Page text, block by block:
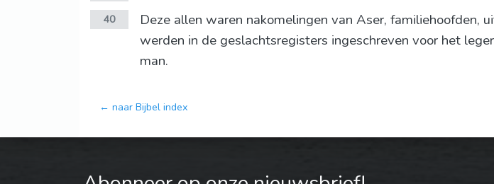
40
Deze allen waren nakomelingen van Aser, familiehoofden,
werden in de geslachtsregisters ingeschreven voor het
man.
← naar Bijbel index